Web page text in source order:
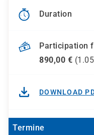
Duration
Participation
890,00 € (
DOWNLOAD
Termine